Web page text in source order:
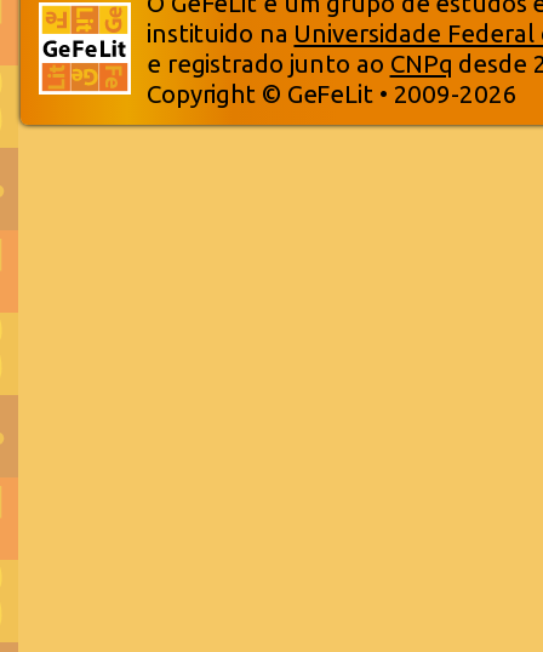
instituido na Universidade Federal
e registrado junto ao CNPq desde
Copyright © GeFeLit • 2009-2026